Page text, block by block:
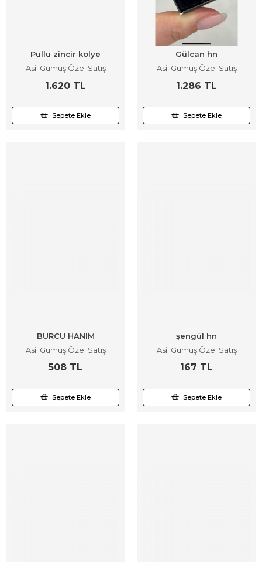
Pullu zincir kolye
Asil Gümüş Özel Satış
1.620 TL
Sepete Ekle
Gülcan hn
Asil Gümüş Özel Satış
1.286 TL
Sepete Ekle
BURCU HANIM
Asil Gümüş Özel Satış
508 TL
Sepete Ekle
şengül hn
Asil Gümüş Özel Satış
167 TL
Sepete Ekle